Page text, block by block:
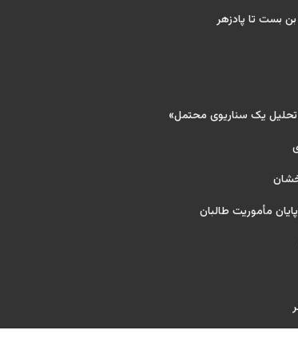
بن بست تا پادزهر
تحلیل یک سناریوی محتمل»
مأموریت طالبان